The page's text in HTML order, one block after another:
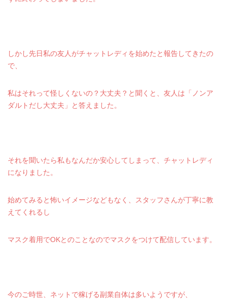
しかし先日私の友人がチャットレディを始めたと報告してきたの
で、
私はそれって怪しくないの？大丈夫？と聞くと、友人は「ノンア
ダルトだし大丈夫」と答えました。
それを聞いたら私もなんだか安心してしまって、チャットレディ
になりました。
始めてみると怖いイメージなどもなく、スタッフさんが丁寧に教
えてくれるし
マスク着用でOKとのことなのでマスクをつけて配信しています。
今のご時世、ネットで稼げる副業自体は多いようですが、